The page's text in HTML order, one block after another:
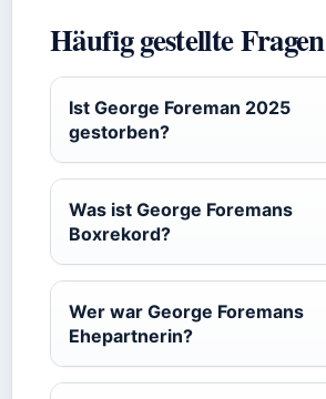
Häufig gestellte Fragen
Ist George Foreman 2025
gestorben?
Was ist George Foremans
Boxrekord?
Wer war George Foremans
Ehepartnerin?